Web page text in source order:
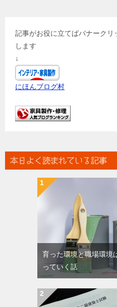
記事がお役に立てばバナーク
します
↓
にほんブログ村
本日よく読まれている記事
育った環境と職場環境
っていく話